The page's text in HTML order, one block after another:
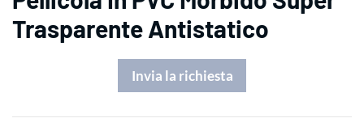
Trasparente Antistatico
Invia la richiesta